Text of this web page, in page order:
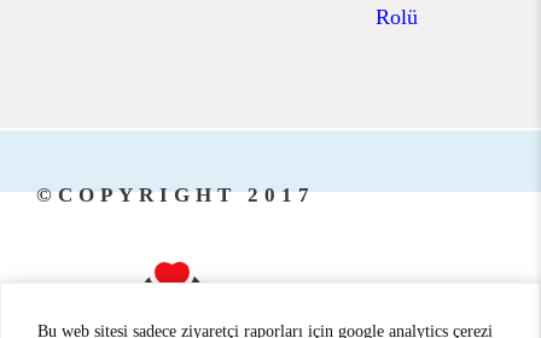
Rolü
©COPYRIGHT 2017
Bu web sitesi sadece ziyaretçi raporları için google analytics çerezi